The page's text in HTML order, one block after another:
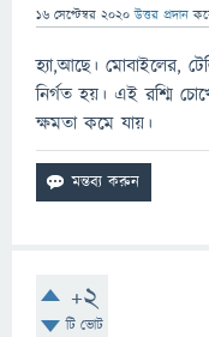
16 সেপ্টেম্বর 2020 উত্তর প্রদান
হ্যা,আছে। মোবাইলের,
নির্গত হয়। এই রশ্মি
ক্ষমতা কমে যায়।
+2
টি ভোট